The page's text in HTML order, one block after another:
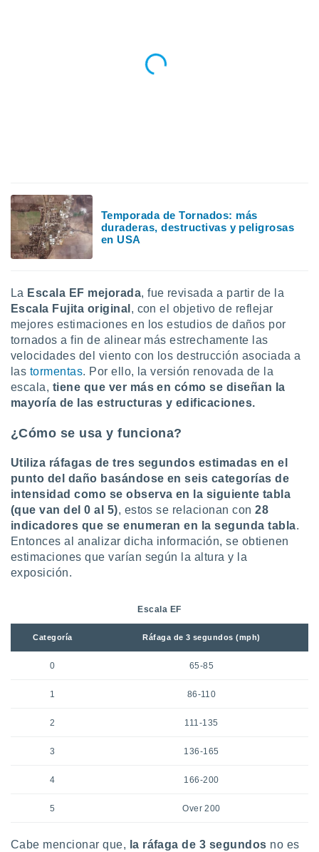
1199
Temporada de Tornados: más
duraderas, destructivas y peligrosas
en USA
La Escala EF mejorada, fue revisada a partir de la
Escala Fujita original , con el objetivo de reflejar
mejores estimaciones en los estudios de daños por
tornados a fin de alinear más estrechamente las
velocidades del viento con los destrucción asociada a
las tormentas. Por ello, la versión renovada de la
escala, tiene que ver más en cómo se diseñan la
mayoría de las estructuras y edificaciones.
¿Cómo se usa y funciona?
Utiliza ráfagas de tres segundos estimadas en el
punto del daño basándose en seis categorías de
intensidad como se observa en la siguiente tabla
(que van del 0 al 5), estos se relacionan con28
indicadores que se enumeran en la segunda tabla.
Entonces al analizar dicha información, se obtienen
estimaciones que varían según la altura y la
exposición.
Escala EF
Categoría Ráfaga de 3 segundos (mph)
0 65-85
1 86-110
2 111-135
3 136-165
4 166-200
5 Over 200
Cabe mencionar que, la ráfaga de 3 segundos no es